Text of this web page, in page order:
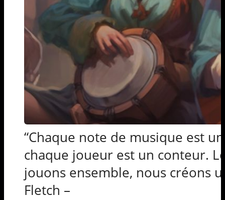
“Chaque note de musique est
chaque joueur est un conteur.
jouons ensemble, nous créons
Fletch –